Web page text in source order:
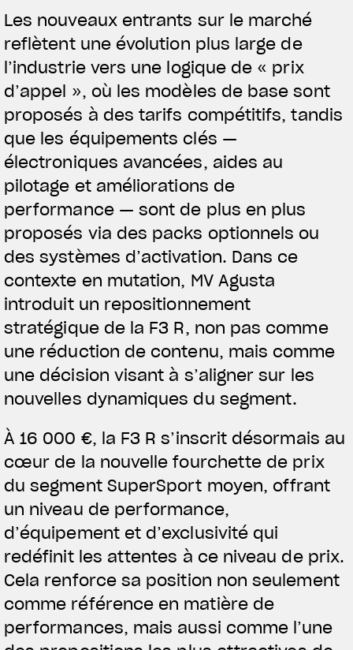
Les nouveaux entrants sur le marché
reflètent une évolution plus large de
l’industrie vers une logique de « prix
d’appel », où les modèles de base sont
proposés à des tarifs compétitifs, tandis
que les équipements clés —
électroniques avancées, aides au
pilotage et améliorations de
performance — sont de plus en plus
proposés via des packs optionnels ou
des systèmes d’activation. Dans ce
contexte en mutation, MV Agusta
introduit un repositionnement
stratégique de la F3 R, non pas comme
une réduction de contenu, mais comme
une décision visant à s’aligner sur les
nouvelles dynamiques du segment.
À 16 000 €, la F3 R s’inscrit désormais au
cœur de la nouvelle fourchette de prix
du segment SuperSport moyen, offrant
un niveau de performance,
d’équipement et d’exclusivité qui
redéfinit les attentes à ce niveau de prix.
Cela renforce sa position non seulement
comme référence en matière de
performances, mais aussi comme l’une